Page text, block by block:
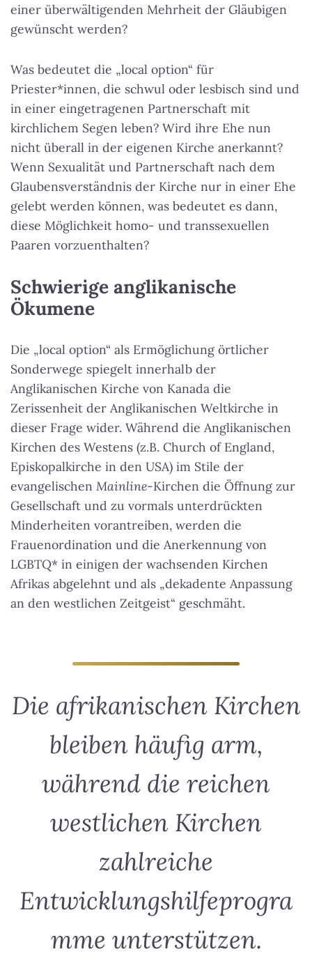
einer überwältigenden Mehrheit der Gläubigen
gewünscht werden?
Was bedeutet die „local option“ für
Priester*innen, die schwul oder lesbisch sind und
in einer eingetragenen Partnerschaft mit
kirchlichem Segen leben? Wird ihre Ehe nun
nicht überall in der eigenen Kirche anerkannt?
Wenn Sexualität und Partnerschaft nach dem
Glaubensverständnis der Kirche nur in einer Ehe
gelebt werden können, was bedeutet es dann,
diese Möglichkeit homo- und transsexuellen
Paaren vorzuenthalten?
Schwierige anglikanische
Ökumene
Die „local option“ als Ermöglichung örtlicher
Sonderwege spiegelt innerhalb der
Anglikanischen Kirche von Kanada die
Zerissenheit der Anglikanischen Weltkirche in
dieser Frage wider. Während die Anglikanischen
Kirchen des Westens (z.B. Church of England,
Episkopalkirche in den USA) im Stile der
evangelischen Mainline-Kirchen die Öffnung zur
Gesellschaft und zu vormals unterdrückten
Minderheiten vorantreiben, werden die
Frauenordination und die Anerkennung von
LGBTQ* in einigen der wachsenden Kirchen
Afrikas abgelehnt und als „dekadente Anpassung
an den westlichen Zeitgeist“ geschmäht.
Die afrikanischen Kirchen
bleiben häufig arm,
während die reichen
westlichen Kirchen
zahlreiche
Entwicklungshilfeprogra
mme unterstützen.